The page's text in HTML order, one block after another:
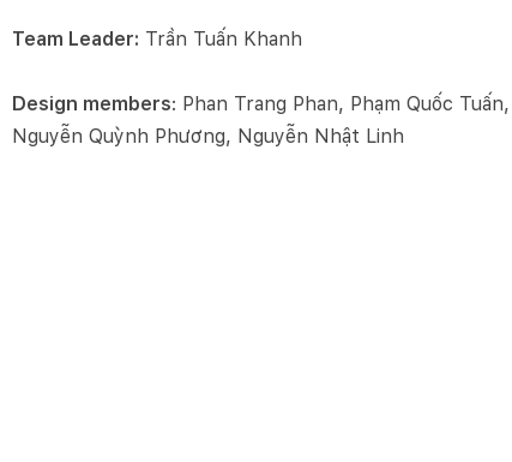
Team Leader: Trần Tuấn Khanh
Design members: Phan Trang Phan, Phạm Quốc Tuấn,
Nguyễn Quỳnh Phương, Nguyễn Nhật Linh